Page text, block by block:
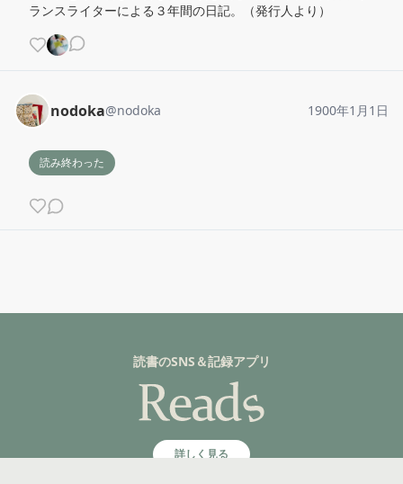
ランスライターによる３年間の日記。（発行人より）
nodoka@nodoka 1900年1月1日
読み終わった
読書のSNS＆記録アプリ
詳しく見る